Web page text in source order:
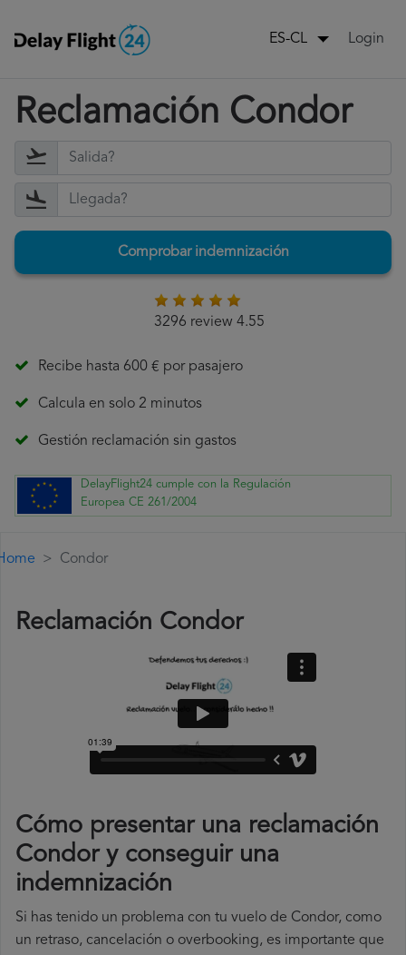
ES-CL Login
Reclamación Condor
Comprobar indemnización
3296 review 4.55
Recibe hasta 600 € por pasajero
Calcula en solo 2 minutos
Gestión reclamación sin gastos
DelayFlight24 cumple con la Regulación
Europea CE 261/2004
Condor
Reclamación Condor
Cómo presentar una reclamación
Condor y conseguir una
indemnización
Si has tenido un problema con tu vuelo de Condor, como
un retraso, cancelación o overbooking, es importante que